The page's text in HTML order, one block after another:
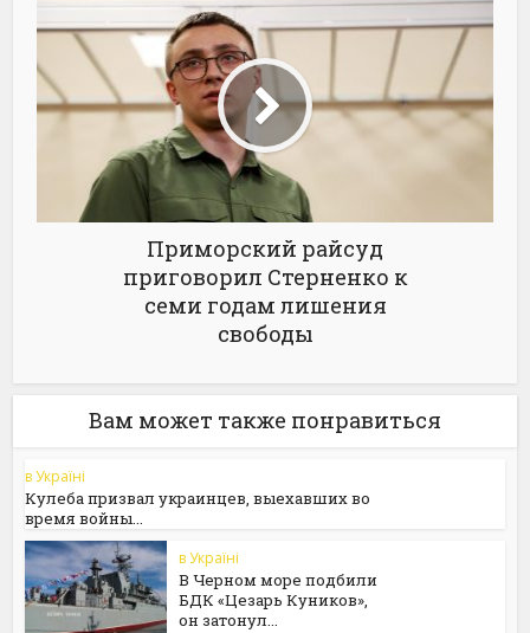
Приморский райсуд
приговорил Стерненко к
семи годам лишения
свободы
Вам может также понравиться
в Україні
Кулеба призвал украинцев, выехавших во
время войны...
в Україні
В Черном море подбили
БДК «Цезарь Куников»,
он затонул...